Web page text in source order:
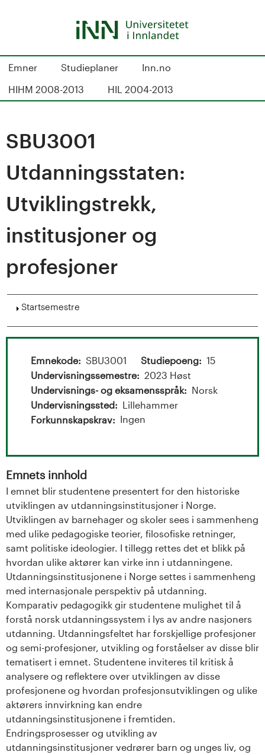
S
d
k
a
t
a
o
v
e
r
s
t
e
t
e
t
Emner Studieplaner
Inn.no
HIHM 2008-2013
HIL 2004-2013
SBU3001
Utdanningsstaten:
Utviklingstrekk,
institusjoner og
profesjoner
Vis
Startsemestre
Emnekode SBU3001 Studiepoeng
15
Undervisningssemestre
2023 Høst
Undervisnings- og eksamensspråk
Norsk
Undervisningssted
Lillehammer
Forkunnskapskrav
Ingen
Emnets innhold
I emnet blir studentene presentert for den historiske
utviklingen av utdanningsinstitusjoner i Norge.
Utviklingen av barnehager og skoler sees i sammenheng
med ulike pedagogiske teorier, filosofiske retninger,
samt politiske ideologier. I tillegg rettes det et blikk på
hvordan ulike aktører kan virke inn i utdanningene.
Utdanningsinstitusjonene i Norge settes i sammenheng
med internasjonale perspektiv på utdanning.
Komparativ pedagogikk gir studentene mulighet til å
forstå norsk utdanningssystem i lys av andre nasjoners
utdanning. Utdanningsfeltet har forskjellige profesjoner
og semi-profesjoner, utvikling og forståelser av disse blir
tematisert i emnet. Studentene inviteres til kritisk å
analysere og reflektere over utviklingen av disse
profesjonene og hvordan profesjonsutviklingen og ulike
aktørers innvirkning kan endre
utdanningsinstitusjonene i fremtiden.
Endringsprosesser og utvikling av
utdanningsinstitusjoner vedrører barn og unges liv, og